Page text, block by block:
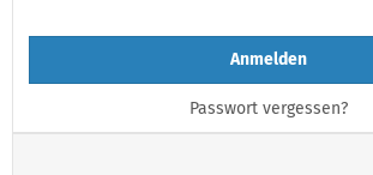
Anmelden
Passwort vergessen?